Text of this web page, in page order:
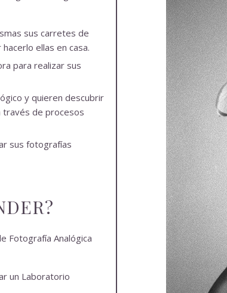
sus carretes de
ellas en casa.
para realizar sus
y quieren descubrir
través de procesos
sus fotografías
Fotografía Analógica
un Laboratorio